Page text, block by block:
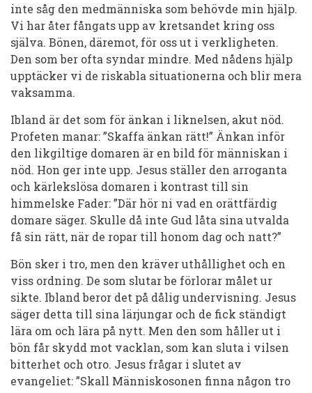
inte såg den medmänniska som behövde min hjälp.
Vi har åter fångats upp av kretsandet kring oss
själva. Bönen, däremot, för oss ut i verkligheten.
Den som ber ofta syndar mindre. Med nådens hjälp
upptäcker vi de riskabla situationerna och blir mera
vaksamma.
Ibland är det som för änkan i liknelsen, akut nöd.
Profeten manar: ”Skaffa änkan rätt!” Änkan inför
den likgiltige domaren är en bild för människan i
nöd. Hon ger inte upp. Jesus ställer den arroganta
och kärlekslösa domaren i kontrast till sin
himmelske Fader: ”Där hör ni vad en orättfärdig
domare säger. Skulle då inte Gud låta sina utvalda
få sin rätt, när de ropar till honom dag och natt?”
Bön sker i tro, men den kräver uthållighet och en
viss ordning. De som slutar be förlorar målet ur
sikte. Ibland beror det på dålig undervisning. Jesus
säger detta till sina lärjungar och de fick ständigt
lära om och lära på nytt. Men den som håller ut i
bön får skydd mot vacklan, som kan sluta i vilsen
bitterhet och otro. Jesus frågar i slutet av
evangeliet: ”Skall Människosonen finna någon tro